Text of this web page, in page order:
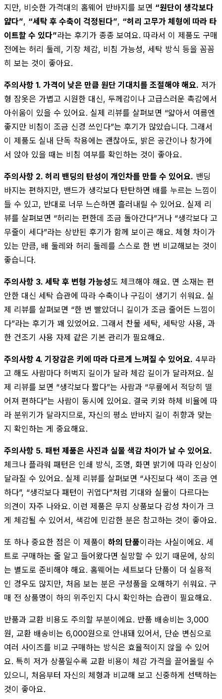
지만, 비슷한 가격대의 홈웨어 반바지를 보면 “원단이 생각보다
얇다”, “세탁 후 수축이 걱정된다”, “허리 고무가 체형에 따라 타
이트할 수 있다”라는 후기가 종종 보여요. 따라서 이 제품도 구매
전에는 허리 둘레, 기장 체감, 비침 가능성, 세탁 방식 등을 꼼꼼
히 보는 것이 좋아요.
주의사항 1. 가격이 낮은 만큼 원단 기대치를 조절해야 해요. 저가
형 잠옷은 가볍고 시원한 대신, 두께감이나 고급스러운 촉감에서
아쉬움이 있을 수 있어요. 실제 리뷰를 살펴보면 “얇아서 여름엔
좋지만 비침이 조금 신경 쓰인다”는 후기가 많았습니다. 그래서
이 제품도 실내 단독 착용에는 괜찮아도, 밝은 공간이나 창가에
서 앉아 있을 때는 비침 여부를 확인하는 것이 좋아요.
주의사항 2. 허리 밴딩의 탄성이 개인차를 만들 수 있어요. 밴딩
바지는 편하지만, 밴드가 생각보다 탄탄하면 배를 누르는 느낌이
들 수 있고, 반대로 너무 느슨하면 흘러내릴 수 있어요. 실제 리
뷰를 살펴보면 “허리는 편한데 조금 돌아간다”거나 “생각보다 고
무줄이 세다”라는 상반된 후기가 함께 보이곤 해요. 체형 차이가
있는 만큼, 배 둘레와 허리 둘레를 스스로 한 번 비교해보는 것이
좋습니다.
주의사항 3. 세탁 후 변형 가능성도 체크해야 해요. 면 소재는 편
안한 대신 세탁 습관에 따라 수축이나 구김이 생기기 쉬워요. 실
제 리뷰를 살펴보면 “한 번 빨았더니 길이가 조금 줄어든 느낌이
다”라는 후기가 꽤 있었어요. 그래서 찬물 세탁, 세탁망 사용, 과
한 건조기 사용 자제 같은 기본 관리가 필요해요.
주의사항 4. 기장감은 키에 따라 다르게 느껴질 수 있어요. 4부라
고 해도 사람마다 허벅지 길이가 달라 체감 길이가 달라져요. 실
제 리뷰를 보면 “생각보다 짧다”는 사람과 “무릎에서 적당히 떨
어져 편하다”는 사람이 동시에 있어요. 결국 키와 하체 비율에 따
라 분위기가 달라지므로, 자신의 평소 반바지 길이 취향과 맞는
지 확인하는 게 중요해요.
주의사항 5. 패턴 제품은 사진과 실물 색감 차이가 날 수 있어요.
체크나 플라워 패턴은 인쇄 방식, 조명, 화면 밝기에 따라 인상이
달라질 수 있어요. 실제 리뷰를 살펴보면 “사진보다 색이 조금 연
하다”, “생각보다 패턴이 귀엽다”처럼 기대와 실물이 다르다는
의견이 자주 나와요. 이런 제품은 무지 상품보다 감성 차이가 크
게 체감될 수 있어서, 색감에 민감한 분은 참고하는 것이 좋아요.
또 하나 중요한 점은 이 제품이 하의 단품이라는 사실이에요. 세
트로 구매하는 줄 알고 들어왔다면 실망할 수 있기 때문에, 상의
는 별도로 준비해야 해요. 홈웨어는 세트보다 단품이 더 실용적
인 경우도 많지만, 처음 보는 분은 구성품을 오해하기 쉬워요. 구
매 전 상품명이 하의 위주인지 다시 확인하는 습관이 필요해요.
반품과 교환 비용도 주의할 부분이에요. 반품 배송비는 3,000
원, 교환 배송비는 6,000원으로 안내돼 있어서, 단순 변심으로
여러 사이즈를 비교 구매하는 방식은 효율적이지 않을 수 있어
요. 특히 저가 상품일수록 교환 비용이 체감 가격을 끌어올릴 수
있으니, 처음부터 자신의 체형과 비교해 보고 신중하게 선택하는
것이 좋아요.